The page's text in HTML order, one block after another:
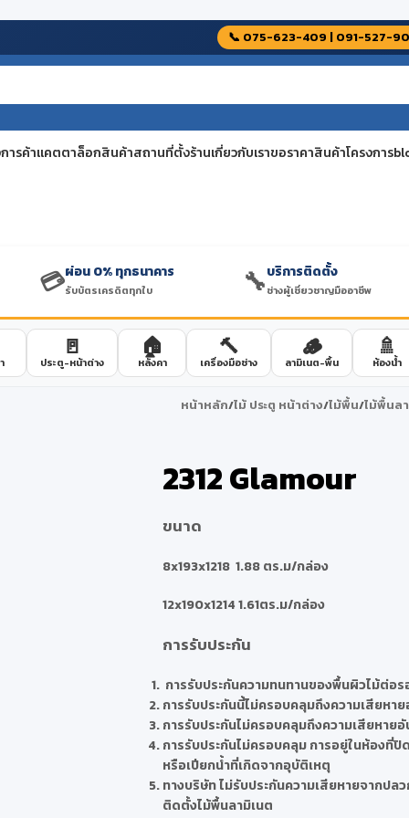
📞 075-623-409 | 091-527-
📞
ารค้าแคตตาล็อกสินค้าสถานที่ตั้งร้านเกี่ยวกับเราขอราคาสินค้าโครงการ
💳ผ่อน 0% ทุกธนาคาร
รับบัตรเครดิตทุกใบ 🔧บริการติดตั้ง
ช่างผู้เชี่ยวชาญมืออาชีพ
🚪
ประตู-หน้าต่าง
🏠
หลังคา
🔨
เครื่องมือช่าง
🪵
ลามิเนต-พื้น
🚿
ห้องน้ำ
หน้าหลัก/ไม้ ประตู หน้าต่าง/ไม้พื้น/ไม้พื้นล
2312 Glamour
ขนาด
8x193x1218 1.88 ตร.ม/กล่อง
12x190x1214 1.61ตร.ม/กล่อง
การรับประกัน
การรับประกันความทนทานของพื้นผิวไม้ต่อ
การรับประกันนี้ไม่ครอบคลุมถึงความเสียหา
การรับประกันไม่ครอบคลุมถึงความเสียหาย
การรับประกันไม่ครอบคลุม การอยู่ในห้องที่
หรือเปียกน้ำที่เกิดจากอุบัติเหตุ
ทางบริษัท ไม่รับประกันความเสียหายจากปล
ติดตั้งไม้พื้นลามิเนต